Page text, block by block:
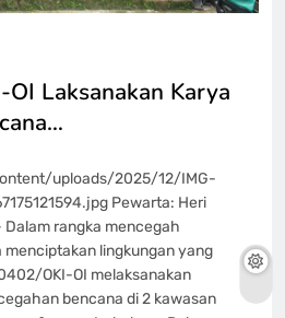
Laksanakan Karya
uploads/2025/12/IMG-
Pewarta: Heri
Dalam rangka mencegah
lingkungan yang
OKI-OI melaksanakan
bencana di 2 kawasan